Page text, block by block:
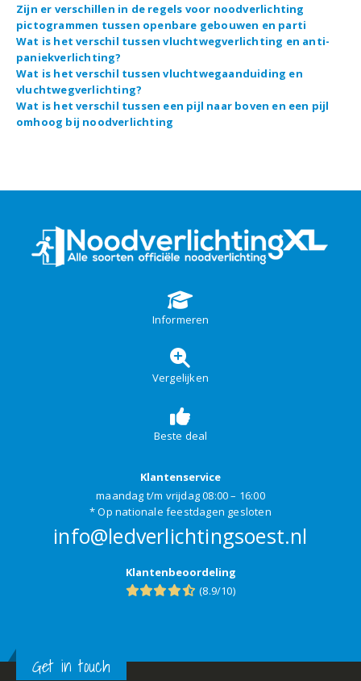
Zijn er verschillen in de regels voor noodverlichting
pictogrammen tussen openbare gebouwen en parti
Wat is het verschil tussen vluchtwegverlichting en anti-
paniekverlichting?
Wat is het verschil tussen vluchtwegaanduiding en
vluchtwegverlichting?
Wat is het verschil tussen een pijl naar boven en een pijl
omhoog bij noodverlichting
Informeren
Vergelijken
Beste deal
Klantenservice
maandag t/m vrijdag 08:00 – 16:00
* Op nationale feestdagen gesloten
info@ledverlichtingsoest.nl
Klantenbeoordeling
(8.9/10)
Get in touch